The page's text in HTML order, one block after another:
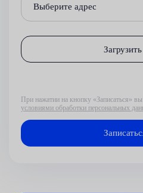
Выберите адрес
При нажатии на кнопку «Записаться» вы
условиями обработки персональных